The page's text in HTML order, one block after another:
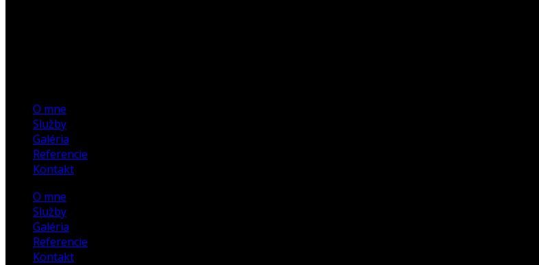
O mne
Služby
Galéria
Referencie
Kontakt
O mne
Služby
Galéria
Referencie
Kontakt